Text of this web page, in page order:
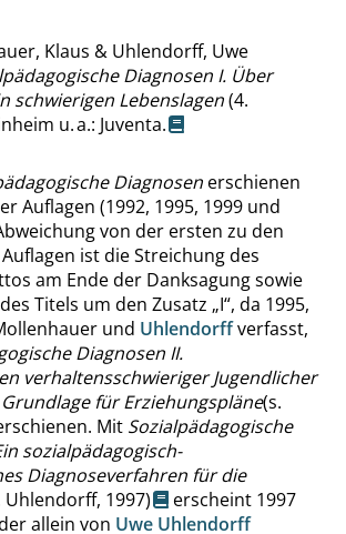
Klaus & Uhlendorff, Uwe
Diagnosen I. Über
schwierigen Lebenslagen(4.
u. a.: Juventa.
Diagnosen erschienen
Auflagen (1992, 1995, 1999 und
von der ersten zu den
ist die Streichung des
am Ende der Danksagung sowie
Titels um den Zusatz „I“, da 1995,
und Uhlendorffverfasst,
Diagnosen II.
verhaltensschwieriger Jugendlicher
für Erziehungspläne(s.
Mit Sozialpädagogische
sozialpädagogisch-
Diagnoseverfahren für die
Uhlendorff, 1997)
erscheint 1997
allein von Uwe Uhlendorff